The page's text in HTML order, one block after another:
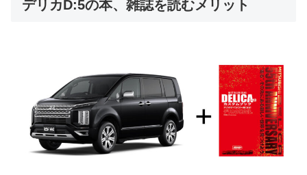
デリカD:5の本、雑誌を読むメリット